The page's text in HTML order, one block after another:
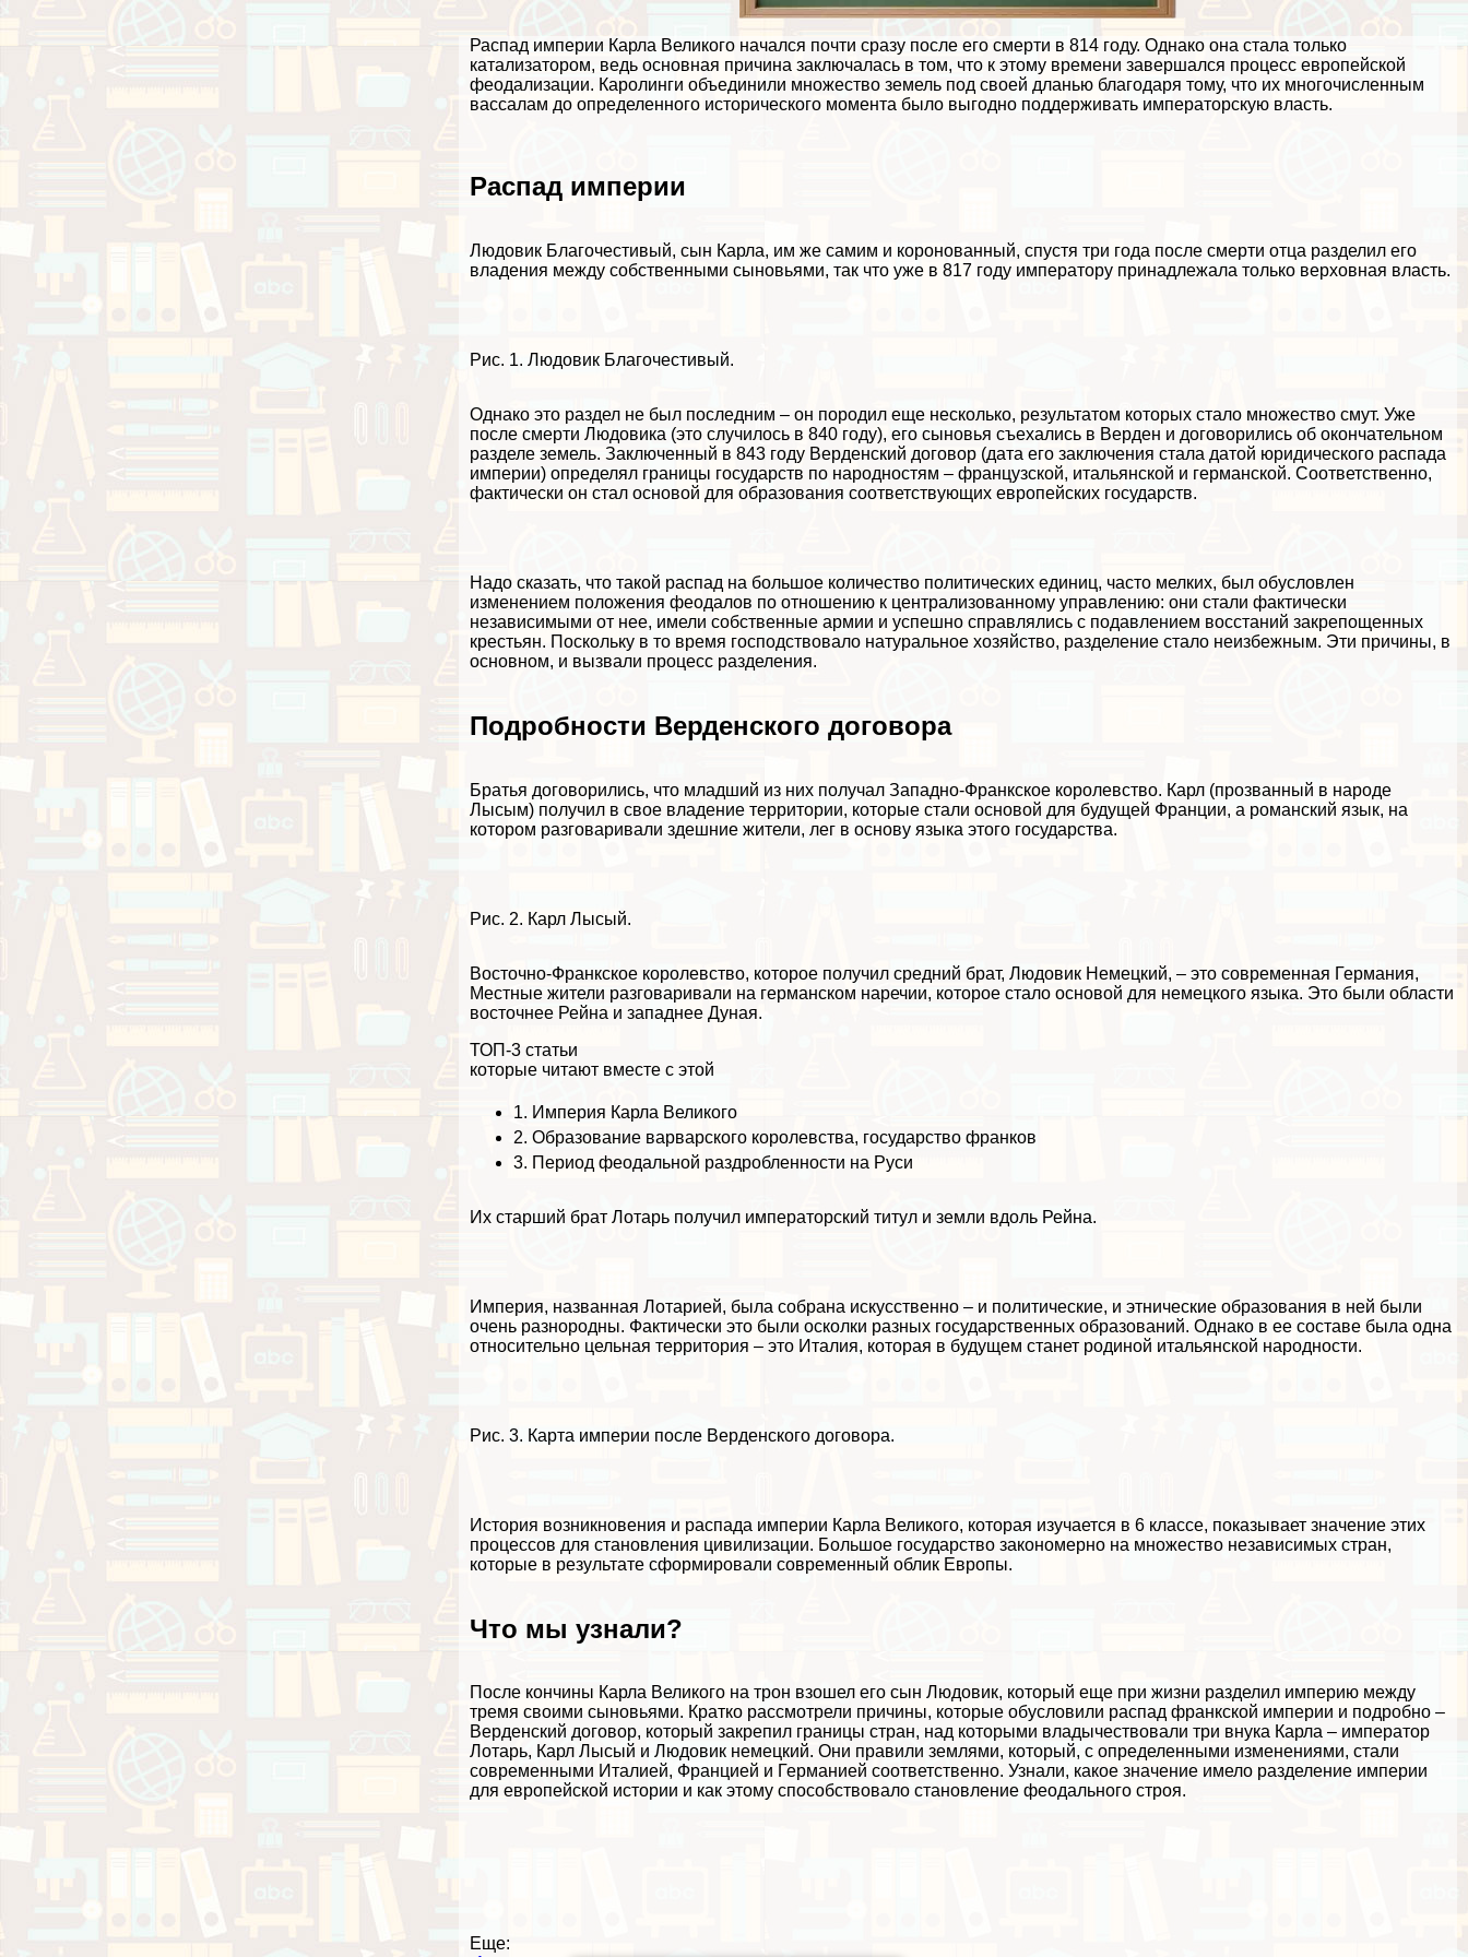
Распад империи Карла Великого начался почти сразу после его cмepти в 814 году. Однако она стала только
катализатором, ведь основная причина заключалась в том, что к этому времени завершался процесс европейской
феодализации. Каролинги объединили множество земель под своей дланью благодаря тому, что их многочисленным
вассалам до определенного исторического момента было выгодно поддерживать императорскую власть.
Распад империи
Людовик Благочестивый, сын Карла, им же самим и коронованный, спустя три года после cмepти отца разделил его
владения между собственными сыновьями, так что уже в 817 году императору принадлежала только верховная власть.
Рис. 1. Людовик Благочестивый.
Однако это раздел не был последним – он породил еще несколько, результатом которых стало множество смут. Уже
после cмepти Людовика (это случилось в 840 году), его сыновья съехались в Верден и договорились об окончательном
разделе земель. Заключенный в 843 году Верденский договор (дата его заключения стала датой юридического распада
империи) определял границы государств по народностям – французской, итальянской и германской. Соответственно,
фактически он стал основой для образования соответствующих европейских государств.
Надо сказать, что такой распад на большое количество политических единиц, часто мелких, был обусловлен
изменением положения феодалов по отношению к централизованному управлению: они стали фактически
независимыми от нее, имели собственные армии и успешно справлялись с подавлением восстаний закрепощенных
крестьян. Поскольку в то время господствовало натуральное хозяйство, разделение стало неизбежным. Эти причины, в
основном, и вызвали процесс разделения.
Подробности Верденского договора
Братья договорились, что младший из них получал Западно-Франкское королевство. Карл (прозванный в народе
Лысым) получил в свое владение территории, которые стали основой для будущей Франции, а романский язык, на
котором разговаривали здешние жители, лег в основу языка этого государства.
Рис. 2. Карл Лысый.
Восточно-Франкское королевство, которое получил средний брат, Людовик Немецкий, – это современная Германия,
Местные жители разговаривали на германском наречии, которое стало основой для немецкого языка. Это были области
восточнее Рейна и западнее Дуная.
ТОП-3 статьи
которые читают вместе с этой
1. Империя Карла Великого
2. Образование варварского королевства, государство франков
3. Период феодальной раздробленности на Руси
Их старший брат Лотарь получил императорский титул и земли вдоль Рейна.
Империя, названная Лотарией, была собрана искусственно – и политические, и этнические образования в ней были
очень разнородны. Фактически это были осколки разных государственных образований. Однако в ее составе была одна
относительно цельная территория – это Италия, которая в будущем станет родиной итальянской народности.
Рис. 3. Карта империи после Верденского договора.
История возникновения и распада империи Карла Великого, которая изучается в 6 классе, показывает значение этих
процессов для становления цивилизации. Большое государство закономерно на множество независимых стран,
которые в результате сформировали современный облик Европы.
Что мы узнали?
После кончины Карла Великого на трон взошел его сын Людовик, который еще при жизни разделил империю между
тремя своими сыновьями. Кратко рассмотрели причины, которые обусловили распад франкской империи и подробно –
Верденский договор, который закрепил границы стран, над которыми владычествовали три внука Карла – император
Лотарь, Карл Лысый и Людовик немецкий. Они правили землями, который, с определенными изменениями, стали
современными Италией, Францией и Германией соответственно. Узнали, какое значение имело разделение империи
для европейской истории и как этому способствовало становление феодального строя.
Еще: